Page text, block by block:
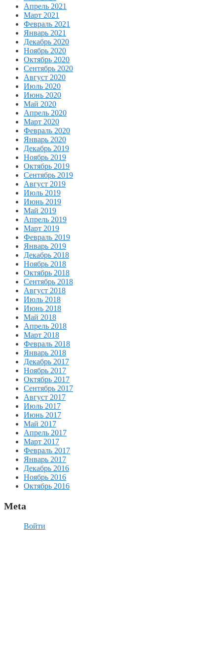
Апрель 2021
Март 2021
Февраль 2021
Январь 2021
Декабрь 2020
Ноябрь 2020
Октябрь 2020
Сентябрь 2020
Август 2020
Июль 2020
Июнь 2020
Май 2020
Апрель 2020
Март 2020
Февраль 2020
Январь 2020
Декабрь 2019
Ноябрь 2019
Октябрь 2019
Сентябрь 2019
Август 2019
Июль 2019
Июнь 2019
Май 2019
Апрель 2019
Март 2019
Февраль 2019
Январь 2019
Декабрь 2018
Ноябрь 2018
Октябрь 2018
Сентябрь 2018
Август 2018
Июль 2018
Июнь 2018
Май 2018
Апрель 2018
Март 2018
Февраль 2018
Январь 2018
Декабрь 2017
Ноябрь 2017
Октябрь 2017
Сентябрь 2017
Август 2017
Июль 2017
Июнь 2017
Май 2017
Апрель 2017
Март 2017
Февраль 2017
Январь 2017
Декабрь 2016
Ноябрь 2016
Октябрь 2016
Meta
Войти